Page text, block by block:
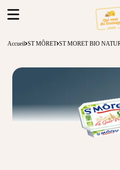
Accueil ST MÔRET ST MORET BIO